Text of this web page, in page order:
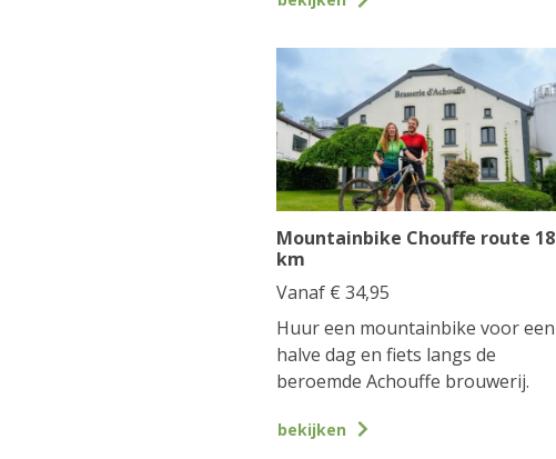
Mountainbike Chouffe route 18
km
Vanaf € 34,95
Huur een mountainbike voor een
halve dag en fiets langs de
beroemde Achouffe brouwerij.
bekijken